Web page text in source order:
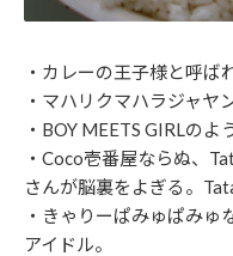
・カレーの王子様と呼ば
・マハリクマハラジャヤ
・BOY MEETS GIRLのよ
・Coco壱番屋ならぬ、
さんが脳裏をよぎる。
・きゃりーぱみゅぱみゅ
アイドル。